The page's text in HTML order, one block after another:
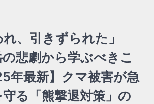
れ、引きずられた」
悲劇から学ぶべきこ
年最新】クマ被害が急
る「熊撃退対策」の